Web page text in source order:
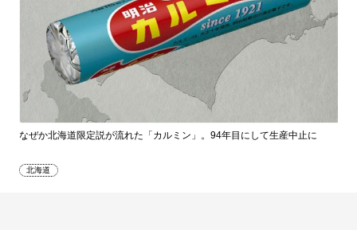
なぜか北海道限定説が流れた「カルミン」。94年目にして生産中止に
北海道